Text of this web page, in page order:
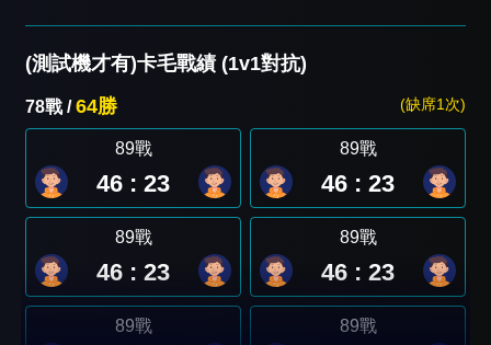
(測試機才有)卡毛戰績 (1v1對抗)
78戰 /64勝 (缺席1次)
89戰
46 : 23
89戰
46 : 23
89戰
46 : 23
89戰
46 : 23
89戰 89戰